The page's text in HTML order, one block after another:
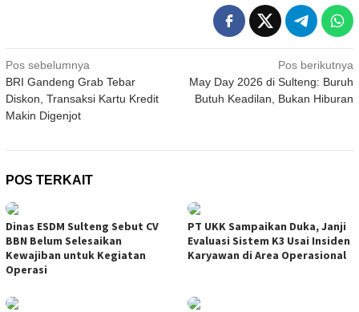
Navigasi
pos
Pos sebelumnya
BRI Gandeng Grab Tebar
Diskon, Transaksi Kartu Kredit
Makin Digenjot
Pos berikutnya
May Day 2026 di Sulteng: Buruh
Butuh Keadilan, Bukan Hiburan
POS TERKAIT
Dinas ESDM Sulteng Sebut CV
BBN Belum Selesaikan
Kewajiban untuk Kegiatan
Operasi
PT UKK Sampaikan Duka, Janji
Evaluasi Sistem K3 Usai Insiden
Karyawan di Area Operasional